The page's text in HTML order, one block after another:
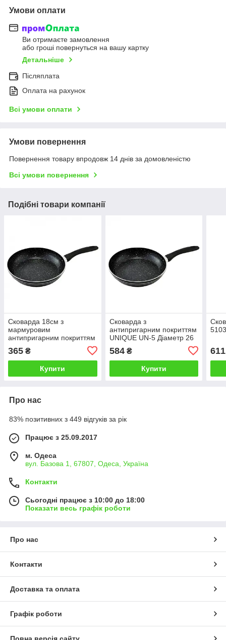
Умови оплати
Ви отримаєте замовлення
або гроші повернуться на вашу картку
Детальніше
Післяплата
Оплата на рахунок
Всі умови оплати
Умови повернення
Повернення товару впродовж 14 днів за домовленістю
Всі умови повернення
Подібні товари компанії
Сковарда 18см з
мармуровим
антипригарним покриттям
365 ₴
Купити
Сковарда з
антипригарним покриттям
UNIQUE UN-5 Діаметр 26
584₴
Купити
611
Про нас
83% позитивних з 449 відгуків за рік
Працює з 25.09.2017
м. Одеса
вул. Базова 1, 67807, Одеса, Україна
Контакти
Сьогодні працює з 10:00 до 18:00
Показати весь графік роботи
Про нас
Контакти
Доставка та оплата
Графік роботи